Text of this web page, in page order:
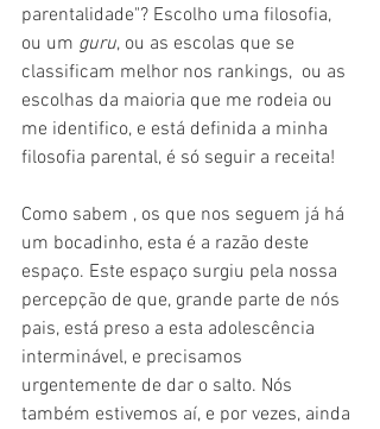
parentalidade"? Escolho uma filosofia,
ou um guru, ou as escolas que se
classificam melhor nos rankings,  ou as
escolhas da maioria que me rodeia ou
me identifico, e está definida a minha
filosofia parental, é só seguir a receita!
Como sabem , os que nos seguem já há
um bocadinho, esta é a razão deste
espaço. Este espaço surgiu pela nossa
percepção de que, grande parte de nós
pais, está preso a esta adolescência
interminável, e precisamos
urgentemente de dar o salto. Nós
também estivemos aí, e por vezes, ainda